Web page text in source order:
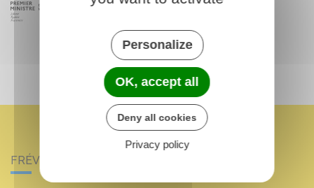
FRÉVILLE-DU-GÂTINAIS
Personalize
OK, accept all
Deny all cookies
Privacy policy